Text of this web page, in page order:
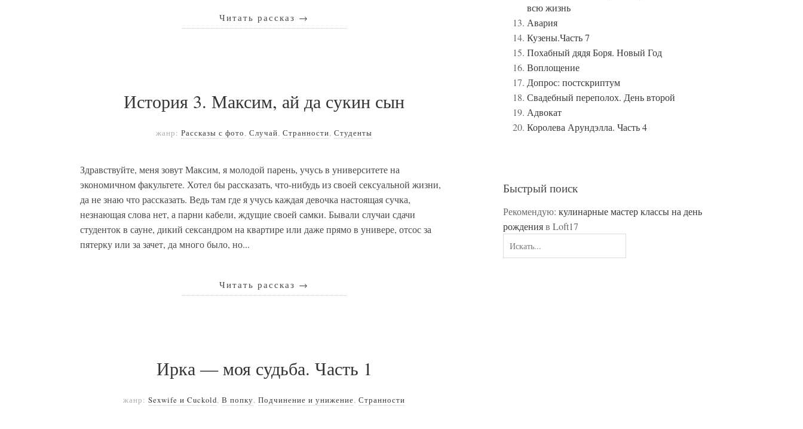
Читать рассказ →
История 3. Максим, ай да сукин сын
жанр:Рассказы с фото,Случай,Странности,Студенты
Здравствуйте, меня зовут Максим, я молодой парень, учусь в университете на
экономичном факультете. Хотел бы рассказать, что-нибудь из своей сексуальной жизни,
да не знаю что рассказать. Ведь там где я учусь каждая девочка настоящая сучка,
незнающая слова нет, а парни кабели, ждущие своей самки. Бывали случаи сдачи
студенток в сауне, дикий сександром на квартире или даже прямо в универе, отсос за
пятерку или за зачет, да много было, но...
Читать рассказ →
Ирка — моя судьба. Часть 1
жанр:Sexwife и Cuckold,В попку,Подчинение и унижение,Странности
всю жизнь
Авария
Кузены.Часть 7
Похабный дядя Боря. Новый Год
Воплощение
Допрос: постскриптум
Свадебный переполох. День второй
Адвокат
Королева Арундэлла. Часть 4
Быстрый поиск
Рекомендую: кулинарные мастер классы на день
рожденияв Loft17